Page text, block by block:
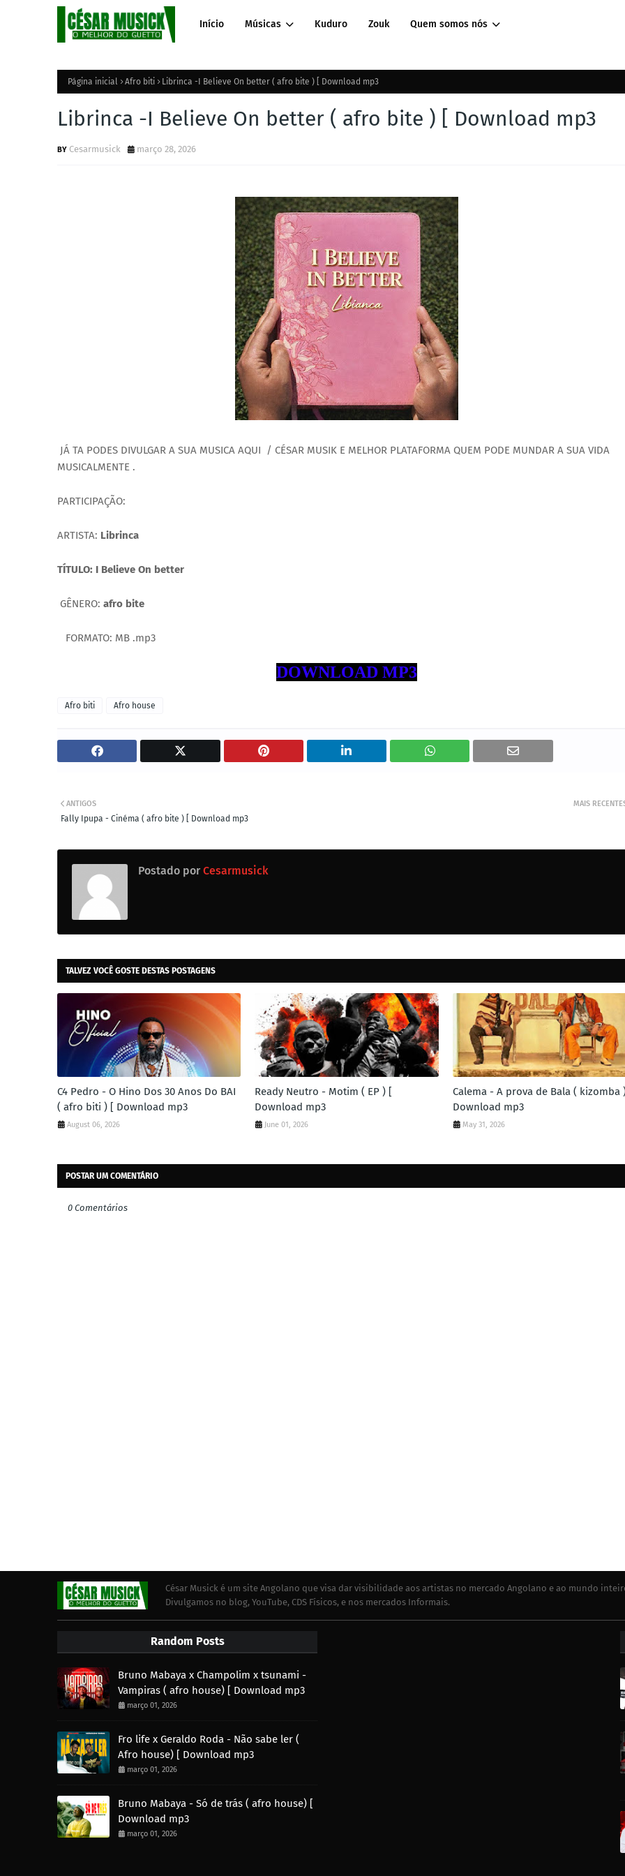
Início Músicas Kuduro Zouk Quem somos nós
Página inicial Afro biti Librinca -I Believe On better ( afro bite ) [ Download mp3
Librinca -I Believe On better ( afro bite ) [ Download mp3
Cesarmusick março 28, 2026
JÁ TA PODES DIVULGAR A SUA MUSICA AQUI / CÉSAR MUSIK E MELHOR PLATAFORMA QUEM PODE MUNDAR A SUA VIDA
MUSICALMENTE .
PARTICIPAÇÃO:
ARTISTA: Librinca
TÍTULO: I Believe On better
GÊNERO: afro bite
FORMATO: MB .mp3
DOWNLOAD MP3
Afro biti Afro house
MAIS
ANTIGOS
Fally Ipupa - Cinéma ( afro bite ) [ Download mp3
Postado por Cesarmusick
TALVEZ VOCÊ GOSTE DESTAS POSTAGENS
C4 Pedro - O Hino Dos 30 Anos Do BAI
( afro biti ) [ Download mp3
August 06, 2026
Ready Neutro - Motim ( EP ) [
Download mp3
June 01, 2026
Calema - A prova de Bala ( kizomba
Download mp3
May 31, 2026
POSTAR UM COMENTÁRIO
0 Comentários
César Musick é um site Angolano que visa dar visibilidade aos artistas no mercado Angolano e ao mundo
Divulgamos no blog, YouTube, CDS Físicos, e nos mercados Informais.
Random Posts
Bruno Mabaya x Champolim x tsunami -
Vampiras ( afro house) [ Download mp3
março 01, 2026
Fro life x Geraldo Roda - Não sabe ler (
Afro house) [ Download mp3
março 01, 2026
Bruno Mabaya - Só de trás ( afro house) [
Download mp3
março 01, 2026